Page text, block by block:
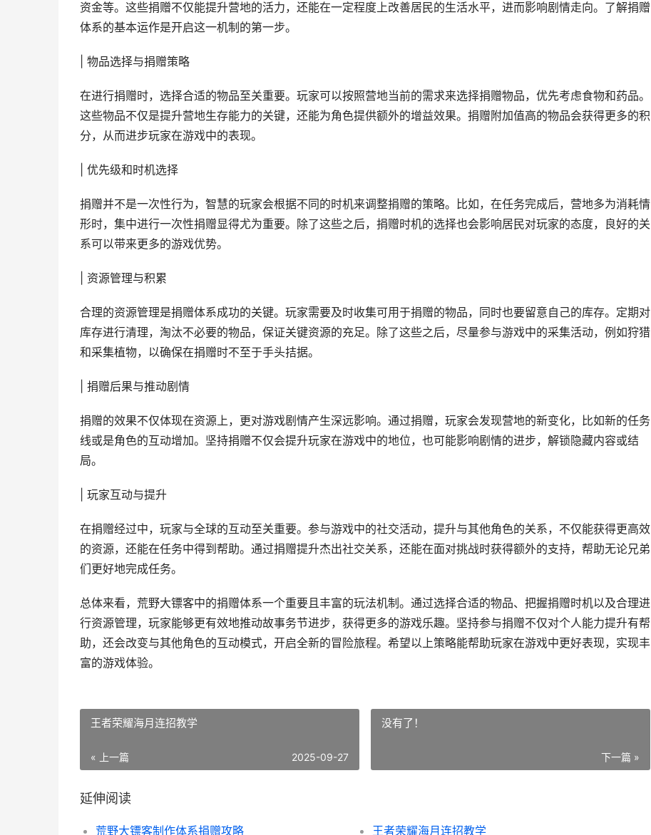
资金等。这些捐赠不仅能提升营地的活力，还能在一定程度上改善居民的生活水平，进而影响剧情走向。了解捐赠
体系的基本运作是开启这一机制的第一步。
| 物品选择与捐赠策略
在进行捐赠时，选择合适的物品至关重要。玩家可以按照营地当前的需求来选择捐赠物品，优先考虑食物和药品。
这些物品不仅是提升营地生存能力的关键，还能为角色提供额外的增益效果。捐赠附加值高的物品会获得更多的积
分，从而进步玩家在游戏中的表现。
| 优先级和时机选择
捐赠并不是一次性行为，智慧的玩家会根据不同的时机来调整捐赠的策略。比如，在任务完成后，营地多为消耗情
形时，集中进行一次性捐赠显得尤为重要。除了这些之后，捐赠时机的选择也会影响居民对玩家的态度，良好的关
系可以带来更多的游戏优势。
| 资源管理与积累
合理的资源管理是捐赠体系成功的关键。玩家需要及时收集可用于捐赠的物品，同时也要留意自己的库存。定期对
库存进行清理，淘汰不必要的物品，保证关键资源的充足。除了这些之后，尽量参与游戏中的采集活动，例如狩猎
和采集植物，以确保在捐赠时不至于手头拮据。
| 捐赠后果与推动剧情
捐赠的效果不仅体现在资源上，更对游戏剧情产生深远影响。通过捐赠，玩家会发现营地的新变化，比如新的任务
线或是角色的互动增加。坚持捐赠不仅会提升玩家在游戏中的地位，也可能影响剧情的进步，解锁隐藏内容或结
局。
| 玩家互动与提升
在捐赠经过中，玩家与全球的互动至关重要。参与游戏中的社交活动，提升与其他角色的关系，不仅能获得更高效
的资源，还能在任务中得到帮助。通过捐赠提升杰出社交关系，还能在面对挑战时获得额外的支持，帮助无论兄弟
们更好地完成任务。
总体来看，荒野大镖客中的捐赠体系一个重要且丰富的玩法机制。通过选择合适的物品、把握捐赠时机以及合理进
行资源管理，玩家能够更有效地推动故事务节进步，获得更多的游戏乐趣。坚持参与捐赠不仅对个人能力提升有帮
助，还会改变与其他角色的互动模式，开启全新的冒险旅程。希望以上策略能帮助玩家在游戏中更好表现，实现丰
富的游戏体验。
王者荣耀海月连招教学
« 上一篇 2025-09-27
没有了！
下一篇 »
延伸阅读
荒野大镖客制作体系捐赠攻略 王者荣耀海月连招教学